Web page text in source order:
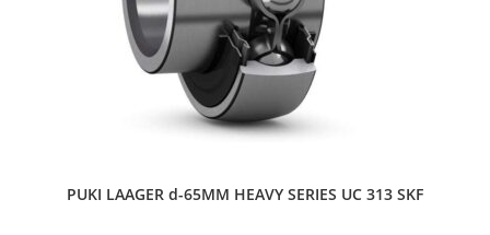
PUKI LAAGER d-65MM HEAVY SERIES UC 313 SKF